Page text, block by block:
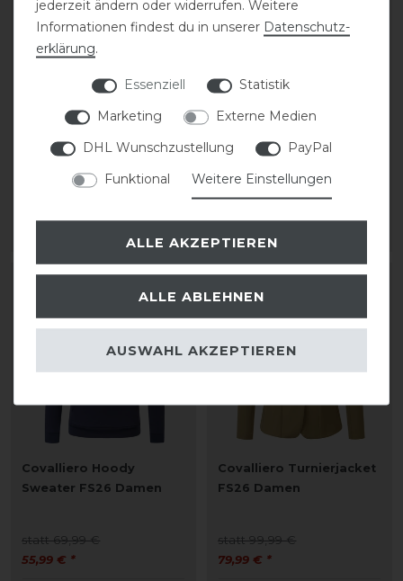
Covalliero Hoody
Sweater FS26 Damen
statt 69,99 €
Covalliero Turnierjacket
statt 99,99 €
79,99 € *
Covalliero Hoody
Sweater FS26 Damen
statt 69,99 €
55,99 € *
Covalliero Turnierjacket
FS26 Damen
statt 99,99 €
79,99 € *
jederzeit ändern oder widerrufen. Weitere
Informationen findest du in unserer Daten­schutz­
erklärung.
Essenziell
Statistik
Marketing
Externe Medien
DHL Wunschzustellung
PayPal
Funktional
Weitere Einstellungen
ALLE AKZEPTIEREN
ALLE ABLEHNEN
AUSWAHL AKZEPTIEREN